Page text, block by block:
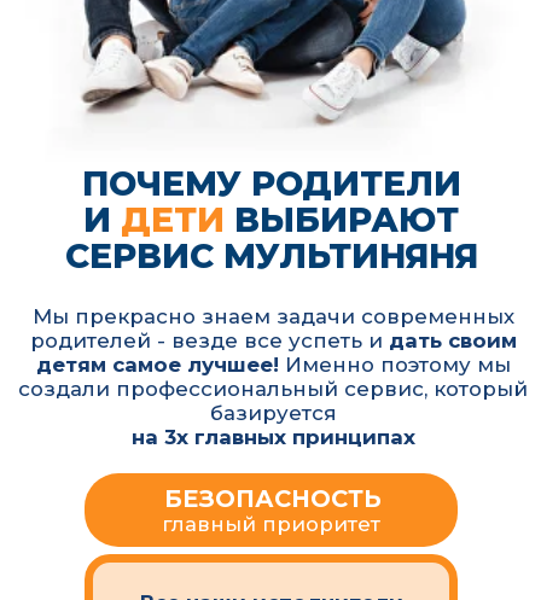
родителей, поэтому мы стремимся
превысить ожидания и быть лучше
самых строгих требований
• расчёт стоимости
• выбор времени и даты
поездок и регулярного
сопровождения без лишних
звонков
Оформление заказа
за несколько кликов
в приложении: